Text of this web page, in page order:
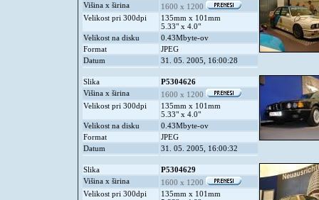
Višina x širina
1600 x 1200
Velikost pri 300dpi
135mm x 101mm
5.33" x 4.0"
Velikost na disku
0.43Mbyte-ov
Format
JPEG
Datum
31. 05. 2005, 16:00:28
Slika
P5304626
Višina x širina
1600 x 1200
Velikost pri 300dpi
135mm x 101mm
5.33" x 4.0"
Velikost na disku
0.43Mbyte-ov
Format
JPEG
Datum
31. 05. 2005, 16:00:32
Slika
P5304629
Višina x širina
1600 x 1200
Velikost pri 300dpi
135mm x 101mm